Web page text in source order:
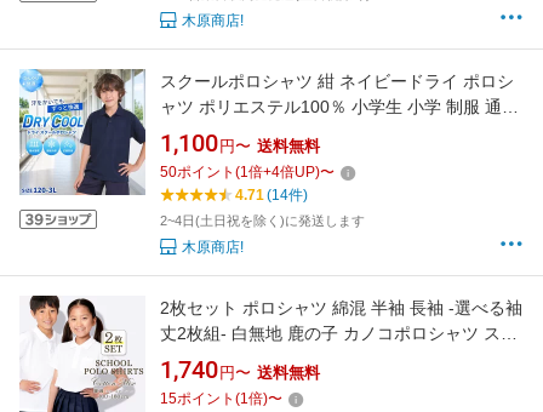
木原商店!
スクールポロシャツ 紺 ネイビードライ ポロシ
ャツ ポリエステル100％ 小学生 小学 制服 通販
学生服 半袖 シャツ スクールシャツ 高校生 通学
用 小学生 学校用 小学生用 学校用 入学 中学生
小学校 00302-ADP ポケットなし 送料無料 子ど
1,100 円〜 送料無料
50ポイント (1倍+4倍UP)〜
4.71(14件)
2~4日(土日祝を除く)に発送します
木原商店!
2枚セット ポロシャツ 綿混 半袖 長袖 -選べる袖
丈2枚組- 白無地 鹿の子 カノコポロシャツ スク
ールポロシャツ 子供キッズ 100-160サイズ
【RCP】【追跡可能メール便送料無料】
1,740 円〜 送料無料
15ポイント (1倍)〜